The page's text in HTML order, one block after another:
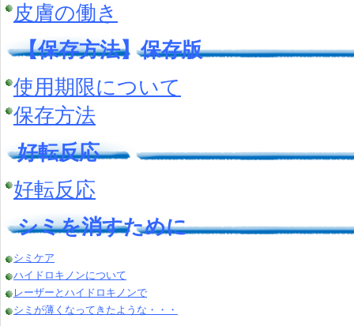
皮膚の働き
【保存方法】保存版
使用期限について
保存方法
好転反応
好転反応
シミを消すために
シミケア
ハイドロキノンについて
レーザーとハイドロキノンで
シミが薄くなってきたような・・・